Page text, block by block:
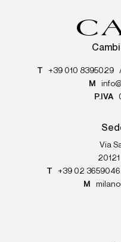
T +39 010 8395029
M
P.IVA
Via
20121
T
+39 02
M